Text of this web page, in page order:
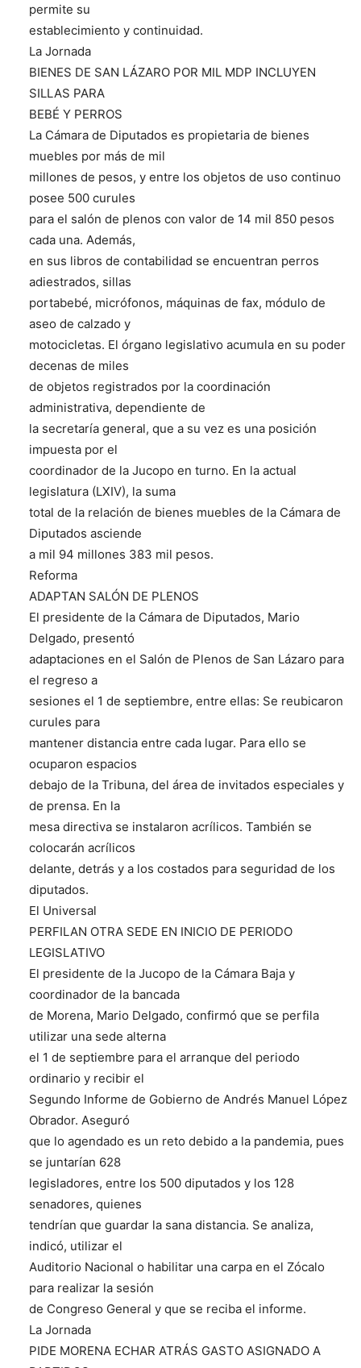
permite su
establecimiento y continuidad.
La Jornada
BIENES DE SAN LÁZARO POR MIL MDP INCLUYEN
SILLAS PARA
BEBÉ Y PERROS
La Cámara de Diputados es propietaria de bienes
muebles por más de mil
millones de pesos, y entre los objetos de uso continuo
posee 500 curules
para el salón de plenos con valor de 14 mil 850 pesos
cada una. Además,
en sus libros de contabilidad se encuentran perros
adiestrados, sillas
portabebé, micrófonos, máquinas de fax, módulo de
aseo de calzado y
motocicletas. El órgano legislativo acumula en su poder
decenas de miles
de objetos registrados por la coordinación
administrativa, dependiente de
la secretaría general, que a su vez es una posición
impuesta por el
coordinador de la Jucopo en turno. En la actual
legislatura (LXIV), la suma
total de la relación de bienes muebles de la Cámara de
Diputados asciende
a mil 94 millones 383 mil pesos.
Reforma
ADAPTAN SALÓN DE PLENOS
El presidente de la Cámara de Diputados, Mario
Delgado, presentó
adaptaciones en el Salón de Plenos de San Lázaro para
el regreso a
sesiones el 1 de septiembre, entre ellas: Se reubicaron
curules para
mantener distancia entre cada lugar. Para ello se
ocuparon espacios
debajo de la Tribuna, del área de invitados especiales y
de prensa. En la
mesa directiva se instalaron acrílicos. También se
colocarán acrílicos
delante, detrás y a los costados para seguridad de los
diputados.
El Universal
PERFILAN OTRA SEDE EN INICIO DE PERIODO
LEGISLATIVO
El presidente de la Jucopo de la Cámara Baja y
coordinador de la bancada
de Morena, Mario Delgado, confirmó que se perfila
utilizar una sede alterna
el 1 de septiembre para el arranque del periodo
ordinario y recibir el
Segundo Informe de Gobierno de Andrés Manuel López
Obrador. Aseguró
que lo agendado es un reto debido a la pandemia, pues
se juntarían 628
legisladores, entre los 500 diputados y los 128
senadores, quienes
tendrían que guardar la sana distancia. Se analiza,
indicó, utilizar el
Auditorio Nacional o habilitar una carpa en el Zócalo
para realizar la sesión
de Congreso General y que se reciba el informe.
La Jornada
PIDE MORENA ECHAR ATRÁS GASTO ASIGNADO A